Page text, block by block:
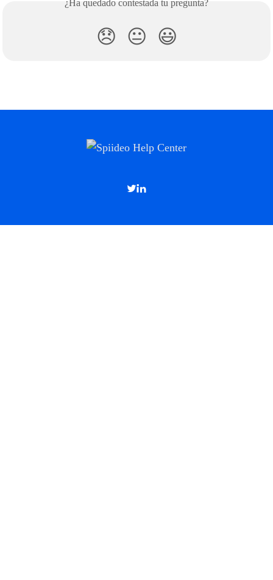
¿Ha quedado contestada tu pregunta?
😞 😐 😃